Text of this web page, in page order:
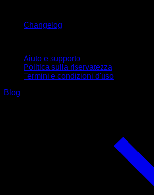
Changelog
Aiuto e supporto
Politica sulla riservatezza
Termini e condizioni d'uso
Blog